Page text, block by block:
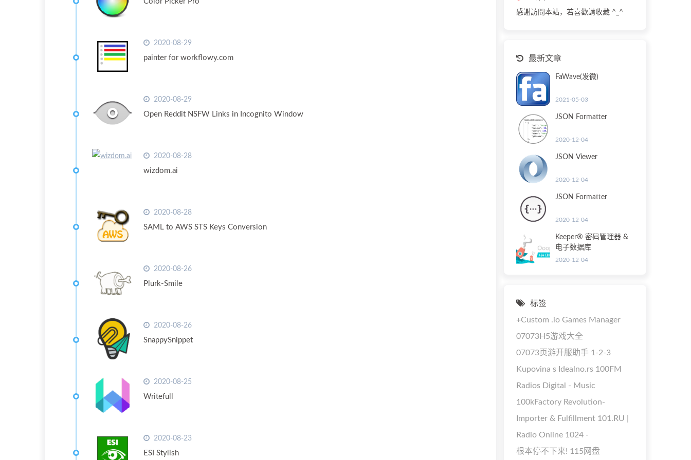
2020-08-29
painter for workflowy.com
2020-08-29
Open Reddit NSFW Links in Incognito Window
2020-08-28
wizdom.ai
2020-08-28
SAML to AWS STS Keys Conversion
2020-08-26
Plurk-Smile
2020-08-26
SnappySnippet
2020-08-25
Writefull
2020-08-23
ESI Stylish
感謝訪問本站，若喜歡請收藏 ^_^
最新文章
FaWave(发微)
2021-05-03
JSON Formatter
2020-12-04
JSON Viewer
2020-12-04
JSON Formatter
2020-12-04
Keeper® 密码管理器 &
电子数据库
2020-12-04
标签
+Custom .io Games Manager
07073H5游戏大全
07073页游开服助手 1-2-3
Kupovina s Idealno.rs 100FM
Radios Digital - Music
100kFactory Revolution-
Importer & Fulfillment 101.RU |
Radio Online 1024 -
根本停不下来! 115网盘